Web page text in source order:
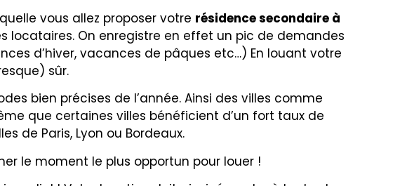
vous allez proposer votre résidence secondaire à
locataires. On enregistre en effet un pic de demandes
d’hiver, vacances de pâques etc…) En louant votre
sûr.
bien précises de l’année. Ainsi des villes comme
que certaines villes bénéficient d’un fort taux de
de Paris, Lyon ou Bordeaux.
le moment le plus opportun pour louer !